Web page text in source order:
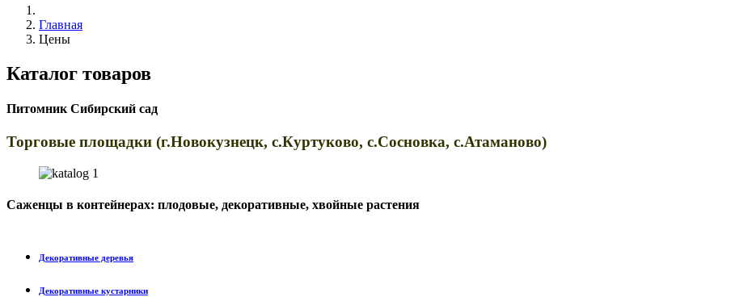
Главная
Цены
Каталог товаров
Питомник Сибирский сад
Торговые площадки (г.Новокузнецк, с.Куртуково, с.Сосновка, с.Атаманово)
Саженцы в контейнерах: плодовые, декоративные, хвойные растения
Декоративные деревья
Декоративные кустарники